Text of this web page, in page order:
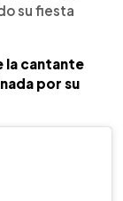
su fiesta
la cantante
por su